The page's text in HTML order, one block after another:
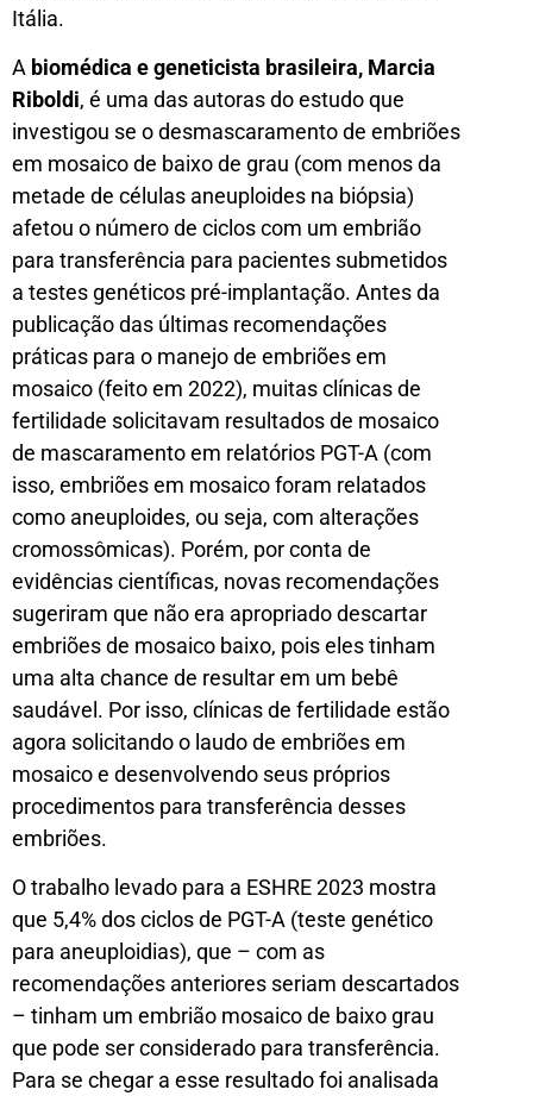
Itália.
A biomédica e geneticista brasileira, Marcia
Riboldi, é uma das autoras do estudo que
investigou se o desmascaramento de embriões
em mosaico de baixo de grau (com menos da
metade de células aneuploides na biópsia)
afetou o número de ciclos com um embrião
para transferência para pacientes submetidos
a testes genéticos pré-implantação. Antes da
publicação das últimas recomendações
práticas para o manejo de embriões em
mosaico (feito em 2022), muitas clínicas de
fertilidade solicitavam resultados de mosaico
de mascaramento em relatórios PGT-A (com
isso, embriões em mosaico foram relatados
como aneuploides, ou seja, com alterações
cromossômicas). Porém, por conta de
evidências científicas, novas recomendações
sugeriram que não era apropriado descartar
embriões de mosaico baixo, pois eles tinham
uma alta chance de resultar em um bebê
saudável. Por isso, clínicas de fertilidade estão
agora solicitando o laudo de embriões em
mosaico e desenvolvendo seus próprios
procedimentos para transferência desses
embriões.
O trabalho levado para a ESHRE 2023 mostra
que 5,4% dos ciclos de PGT-A (teste genético
para aneuploidias), que – com as
recomendações anteriores seriam descartados
– tinham um embrião mosaico de baixo grau
que pode ser considerado para transferência.
Para se chegar a esse resultado foi analisada